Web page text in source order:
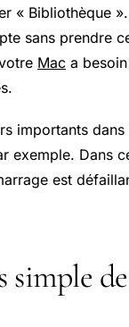
« Bibliothèque
sans prendre
Mac a
importants
exemple. Dans
est
simple